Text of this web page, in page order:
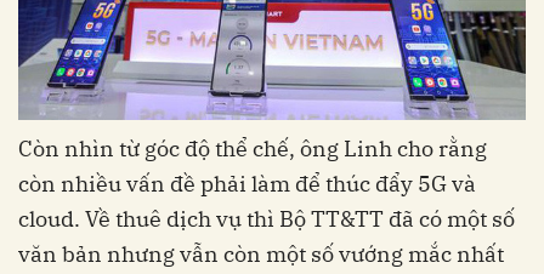
Còn nhìn từ góc độ thể chế, ông Linh cho rằng
còn nhiều vấn đề phải làm để thúc đẩy 5G và
cloud. Về thuê dịch vụ thì Bộ TT&TT đã có một số
văn bản nhưng vẫn còn một số vướng mắc nhất